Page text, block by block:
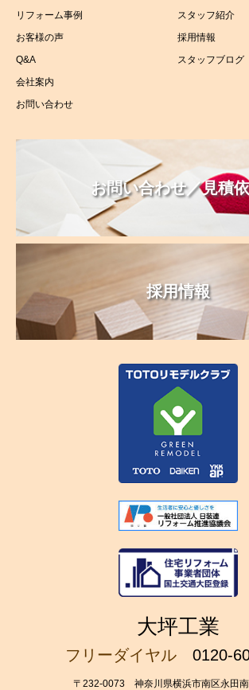
リフォーム事例
お客様の声
Q&A
会社案内
お問い合わせ
スタッフ紹介
採用情報
スタッフブログ
お問い合わせ／見積
採用情報
大坪工業
フリーダイヤル 0120-
〒232-0073 神奈川県横浜市南区永田